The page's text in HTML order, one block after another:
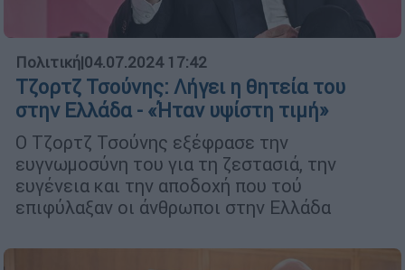
Πολιτική|04.07.2024 17:42
Τζορτζ Τσούνης: Λήγει η θητεία του
στην Ελλάδα - «Ήταν υψίστη τιμή»
Ο Τζορτζ Τσούνης εξέφρασε την
ευγνωμοσύνη του για τη ζεστασιά, την
ευγένεια και την αποδοχή που τού
επιφύλαξαν οι άνθρωποι στην Ελλάδα